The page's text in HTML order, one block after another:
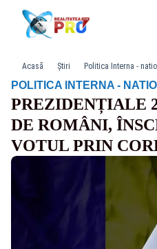
Acasă Știri Politica Interna -
POLITICA INTERNA -
PREZIDENȚIALE
DE ROMÂNI,
VOTUL PRIN